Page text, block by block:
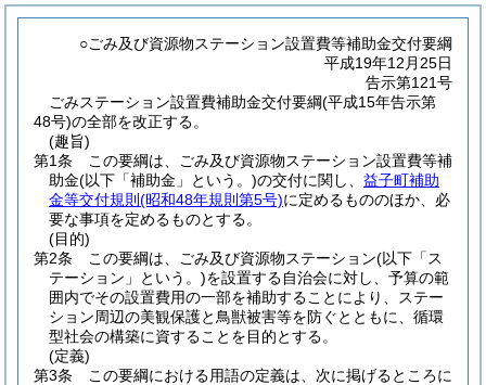
○ごみ及び資源物ステーション設置費等補助金交付要綱
平成19年12月25日
告示第121号
ごみステーション設置費補助金交付要綱(平成15年告示第
48号)の全部を改正する。
(趣旨)
第1条
この要綱は、ごみ及び資源物ステーション設置費等補
助金(以下「補助金」という。)の交付に関し、 益子町補助
金等交付規則 (昭和48年規則第5号)に定めるもののほか、必
要な事項を定めるものとする。
(目的)
第2条
この要綱は、ごみ及び資源物ステーション(以下「ス
テーション」という。)を設置する自治会に対し、予算の範
囲内でその設置費用の一部を補助することにより、ステー
ション周辺の美観保護と鳥獣被害等を防ぐとともに、循環
型社会の構築に資することを目的とする。
(定義)
第3条
この要綱における用語の定義は、次に掲げるところに